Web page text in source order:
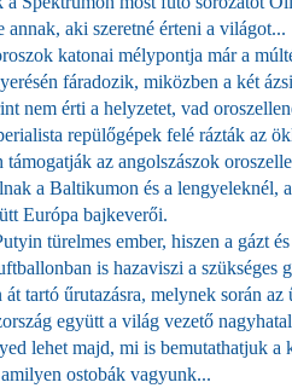
annak, aki szeretné érteni a világot...
katonai mélypontja már a
fáradozik, miközben a két
nem érti a helyzetet, vad
repülőgépek felé rázták az
támogatják az angolszászok
a Baltikumon és a lengyeleknél,
Európa bajkeverői.
türelmes ember, hiszen a gázt
is hazaviszi a szükséges
át tartó űrutazásra, melynek során
együtt a világ vezető
lehet majd, mi is bemutathatjuk
ostobák vagyunk...